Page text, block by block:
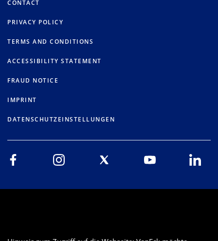
CONTACT
PRIVACY POLICY
TERMS AND CONDITIONS
ACCESSIBILITY STATEMENT
FRAUD NOTICE
IMPRINT
DATENSCHUTZEINSTELLUNGEN